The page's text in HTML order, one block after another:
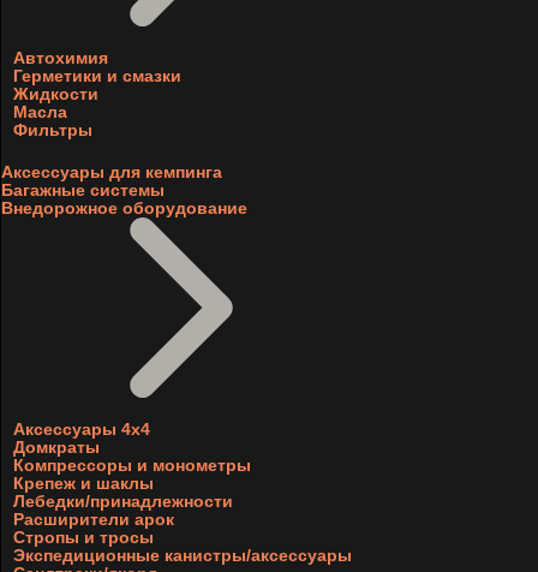
Автохимия
Герметики и смазки
Жидкости
Масла
Фильтры
Аксессуары для кемпинга
Багажные системы
Внедорожное оборудование
Аксессуары 4х4
Домкраты
Компрессоры и монометры
Крепеж и шаклы
Лебедки/принадлежности
Расширители арок
Стропы и тросы
Экспедиционные канистры/аксессуары